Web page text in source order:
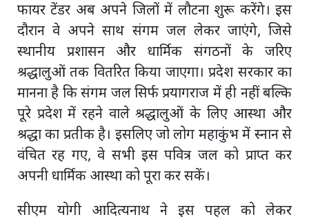
फायर टेंडर अब अपने जिलों में लौटना शुरू करेंगे। इस
दौरान वे अपने साथ संगम जल लेकर जाएंगे, जिसे
स्थानीय प्रशासन और धार्मिक संगठनों के जरिए
श्रद्धालुओं तक वितरित किया जाएगा। प्रदेश सरकार का
मानना है कि संगम जल सिर्फ प्रयागराज में ही नहीं बल्कि
पूरे प्रदेश में रहने वाले श्रद्धालुओं के लिए आस्था और
श्रद्धा का प्रतीक है। इसलिए जो लोग महाकुंभ में स्नान से
वंचित रह गए, वे सभी इस पवित्र जल को प्राप्त कर
अपनी धार्मिक आस्था को पूरा कर सकें।
सीएम योगी आदित्यनाथ ने इस पहल को लेकर